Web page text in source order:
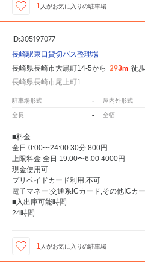
1 人がお気に入りの駐車場
ID:305197077
長崎駅東口貸切バス整理場
長崎県長崎市大黒町14-5から 293m 徒歩
長崎県長崎市尾上町1
駐車場形式 - 屋内外形式
全長 - 全幅
■料金
全日 0:00〜24:00 30分 800円
上限料金 全日 19:00〜6:00 4000円
現金使用可
プリペイドカード利用:不可
電子マネー:交通系ICカード,その他ICカ
■入出庫可能時間
24時間
1 人がお気に入りの駐車場